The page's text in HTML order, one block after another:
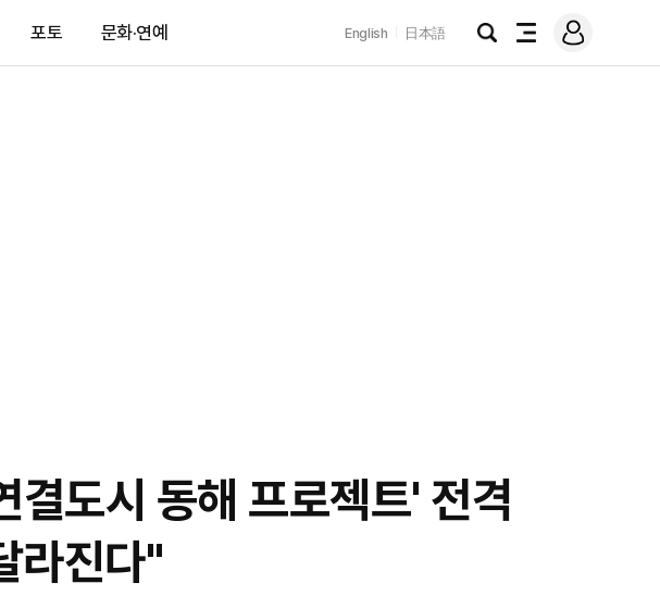
포토 문화·연예 English 日本語
검
전
메
그
도시 동해 프로젝트' 전격
라진다"